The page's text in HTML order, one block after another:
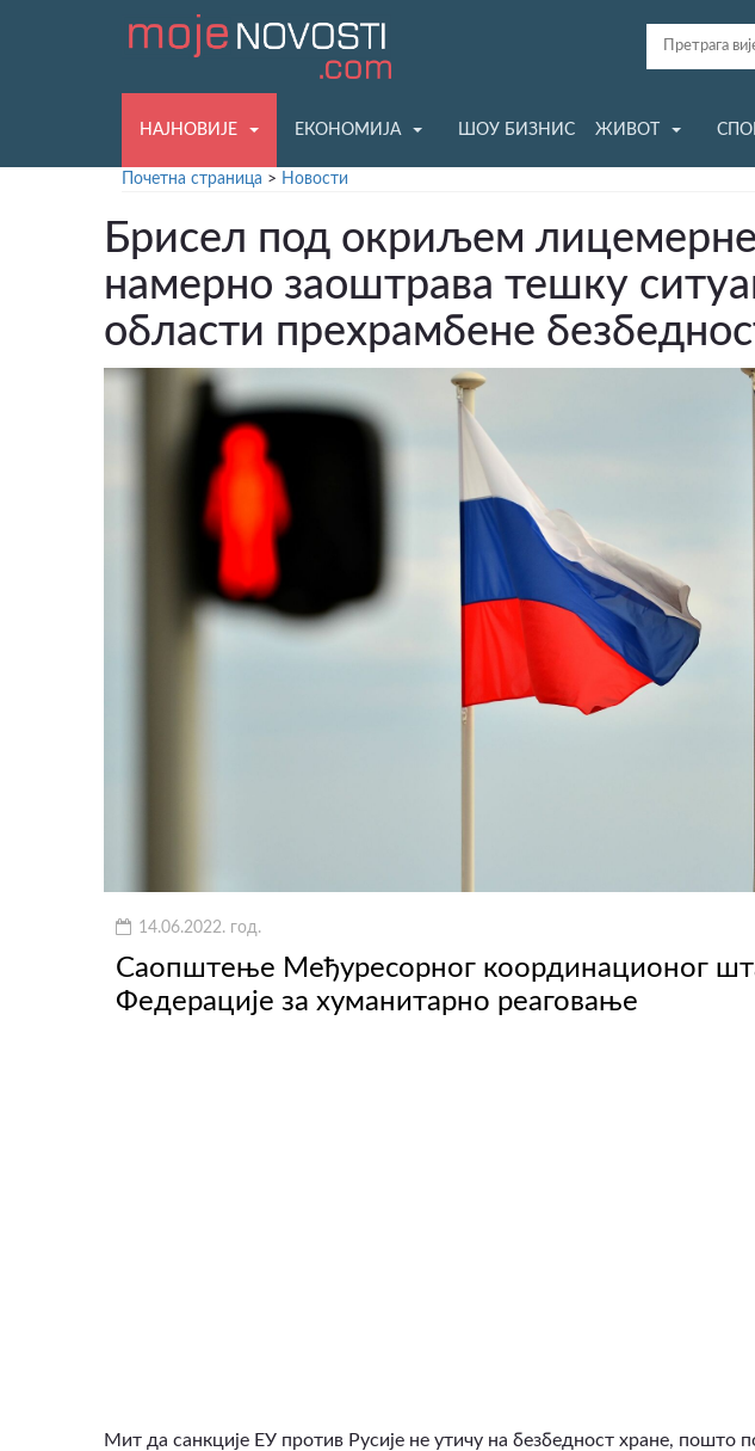
НАЈНОВИЈЕ ЕКОНОМИЈА ШОУ БИЗНИС ЖИВОТ
Почетна страница > Новости
Брисел под окриљем
намерно заоштрава тешку
области прехрамбене
14.06.2022. год.
Саопштење Међуресорног координационог
Федерације за хуманитарно реаговање
Мит да санкције ЕУ против Русије не утичу на безбедност хране, пошто